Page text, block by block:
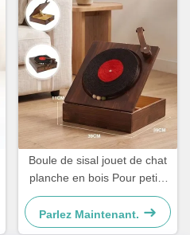
Boule de sisal jouet de chat
planche en bois Pour petits
chiens et chats Simple et
pratique
Parlez Maintenant.